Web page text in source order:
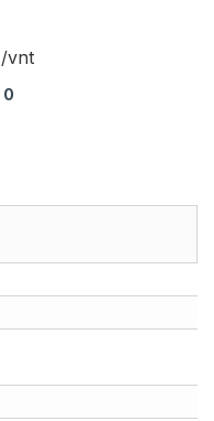
/vnt
0